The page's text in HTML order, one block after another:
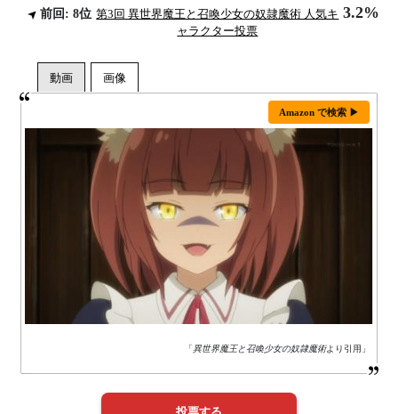
前回: 8位 第3回 異世界魔王と召喚少女の奴隷魔術 人気キ
ャラクター投票
3.2%
Amazon で検索 ▶
「異世界魔王と召喚少女の奴隷魔術より引用」